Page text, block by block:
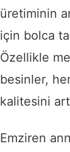
üretiminin
için bolca
Özellikle
besinler,
kalitesini
Emziren